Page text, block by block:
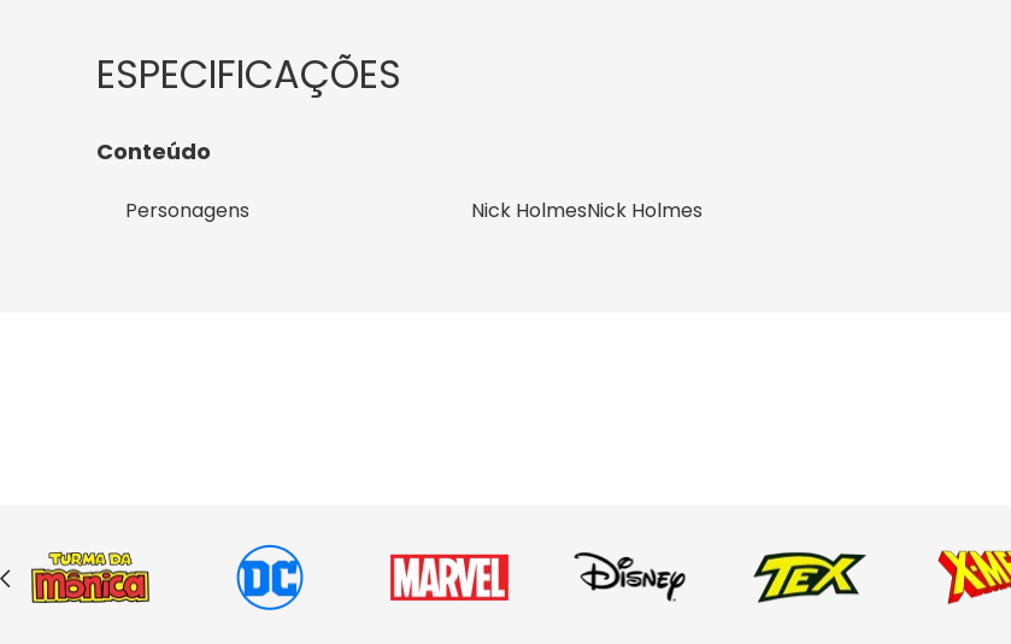
Conteúdo
Personagens Nick HolmesNick Holmes